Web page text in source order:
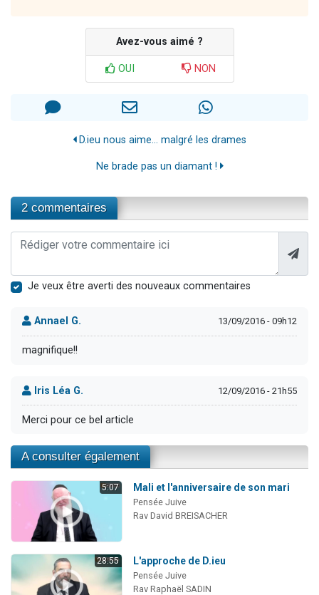
Avez-vous aimé ?
OUI NON
D.ieu nous aime… malgré les drames
Ne brade pas un diamant !
2 commentaires
Je veux être averti des nouveaux commentaires
Annael G. 13/09/2016 - 09h12
magnifique!!
Iris Léa G. 12/09/2016 - 21h55
Merci pour ce bel article
A consulter également
5:07 Mali et l'anniversaire de son mari
Pensée Juive
Rav David BREISACHER
28:55 L'approche de D.ieu
Pensée Juive
Rav Raphaël SADIN